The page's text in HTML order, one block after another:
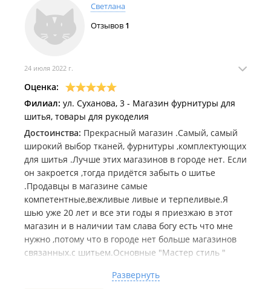
Светлана
Отзывов 1
24 июля 2022 г.
Оценка:
Филиал: ул. Суханова, 3 - Магазин фурнитуры для
шитья, товары для рукоделия
Достоинства: Прекрасный магазин .Самый, самый
широкий выбор тканей, фурнитуры ,комплектующих
для шитья .Лучше этих магазинов в городе нет. Если
он закроется ,тогда придётся забыть о шитье
.Продавцы в магазине самые
компетентные,вежливые ливые и терпеливые.Я
шью уже 20 лет и все эти годы я приезжаю в этот
магазин и в наличии там слава богу есть что мне
нужно ,потому что в городе нет больше магазинов
связанных.с шитьем.Основные "Мастер стиль "
Очень мало ,нет смысла о них говорить
Развернуть